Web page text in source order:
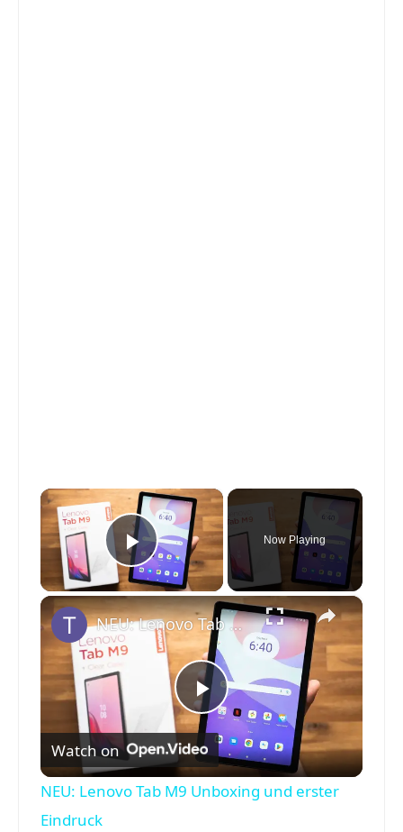
×
Play Video
Now Playing
×
P
l
NEU: Lenovo Tab M9 Unboxing und erster Eindruck
Watch on
NEU: Lenovo Tab M9 Unboxing und erster
Eindruck